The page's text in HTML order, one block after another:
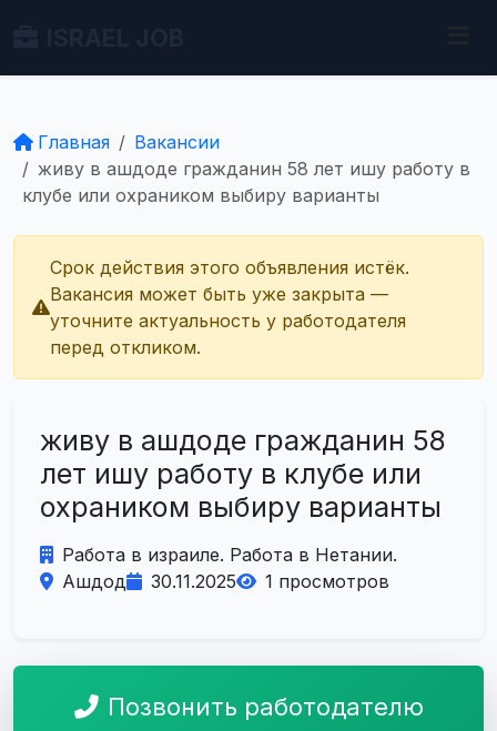
Главная
Вакансии
живу в ашдоде гражданин 58 лет ишу работу в
клубе или охраником выбиру варианты
Срок действия этого объявления истёк.
Вакансия может быть уже закрыта —
уточните актуальность у работодателя
перед откликом.
живу в ашдоде гражданин 58
лет ишу работу в клубе или
охраником выбиру варианты
Работа в израиле. Работа в Нетании.
Ашдод
30.11.2025 1 просмотров
Позвонить работодателю